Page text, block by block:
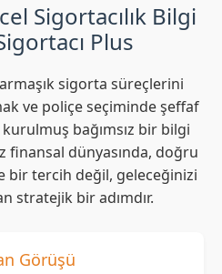
Sigortacılık Bilgi
Plus
sigorta süreçlerini
ve poliçe seçiminde şeffaf
bağımsız bir bilgi
dünyasında, doğru
bir tercih değil, geleceğinizi
stratejik bir adımdır.
Görüşü